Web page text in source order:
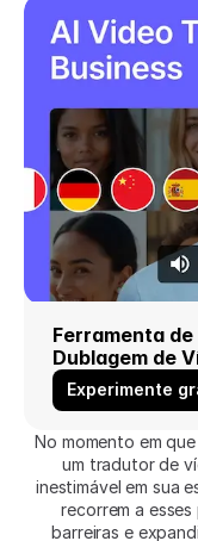
Ferramenta
Dublagem de
Experimente
No momento em
um tradutor de
inestimável em sua
recorrem a
barreiras e